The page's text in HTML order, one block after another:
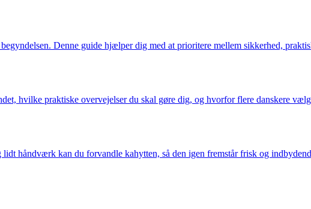
Denne guide hjælper dig med at prioritere mellem sikkerhed,
hvilke praktiske overvejelser du skal gøre dig, og hvorfor flere danskere
håndværk kan du forvandle kahytten, så den igen fremstår frisk og